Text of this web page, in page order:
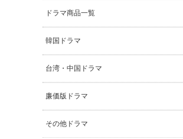
ドラマ商品一覧
韓国ドラマ
台湾・中国ドラマ
廉価版ドラマ
その他ドラマ